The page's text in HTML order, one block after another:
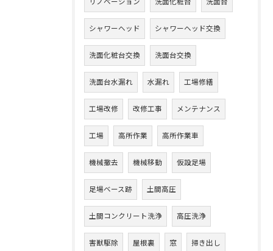
リノベーション 洗面化粧台 洗面台
シャワーヘッド シャワーヘッド交換
洗面化粧台交換 洗面台交換
洗面台水漏れ 水漏れ 工場修繕
工場改修 改修工事 メンテナンス
工場 高所作業 高所作業車
機械撤去 機械移動 仮設足場
足場ベース跡 土間高圧
土間コンクリート洗浄 高圧洗浄
害獣駆除 屋根裏 窓 掃き出し